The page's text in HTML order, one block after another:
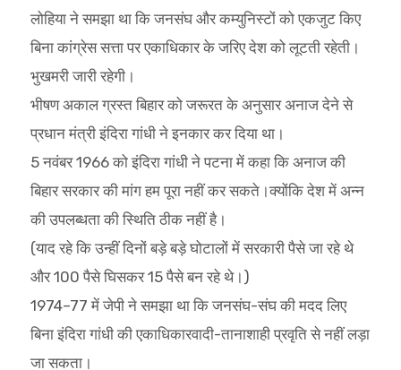
लोहिया ने समझा था कि जनसंघ और कम्युनिस्टों को एकजुट किए
बिना कांग्रेस सत्ता पर एकाधिकार के जरिए देश को लूटती रहेती।
भुखमरी जारी रहेगी।
भीषण अकाल ग्रस्त बिहार को जरूरत के अनुसार अनाज देने से
प्रधान मंत्री इंदिरा गांधी ने इनकार कर दिया था।
5 नवंबर 1966 को इंदिरा गांधी ने पटना में कहा कि अनाज की
बिहार सरकार की मांग हम पूरा नहीं कर सकते।क्योंकि देश में अन्न
की उपलब्धता की स्थिति ठीक नहीं है।
(याद रहे कि उन्हीं दिनों बड़े बड़े घोटालों में सरकारी पैसे जा रहे थे
और 100 पैसे घिसकर 15 पैसे बन रहे थे।)
1974–77 में जेपी ने समझा था कि जनसंघ-संघ की मदद लिए
बिना इंदिरा गांधी की एकाधिकारवादी-तानाशाही प्रवृति से नहीं लड़ा
जा सकता।